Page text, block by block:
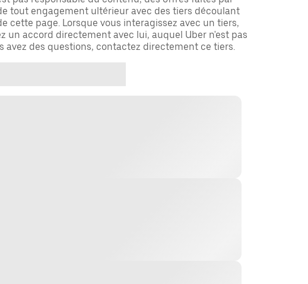
tout engagement ultérieur avec des tiers découlant
cette page. Lorsque vous interagissez avec un tiers,
un accord directement avec lui, auquel Uber n'est pas
avez des questions, contactez directement ce tiers.